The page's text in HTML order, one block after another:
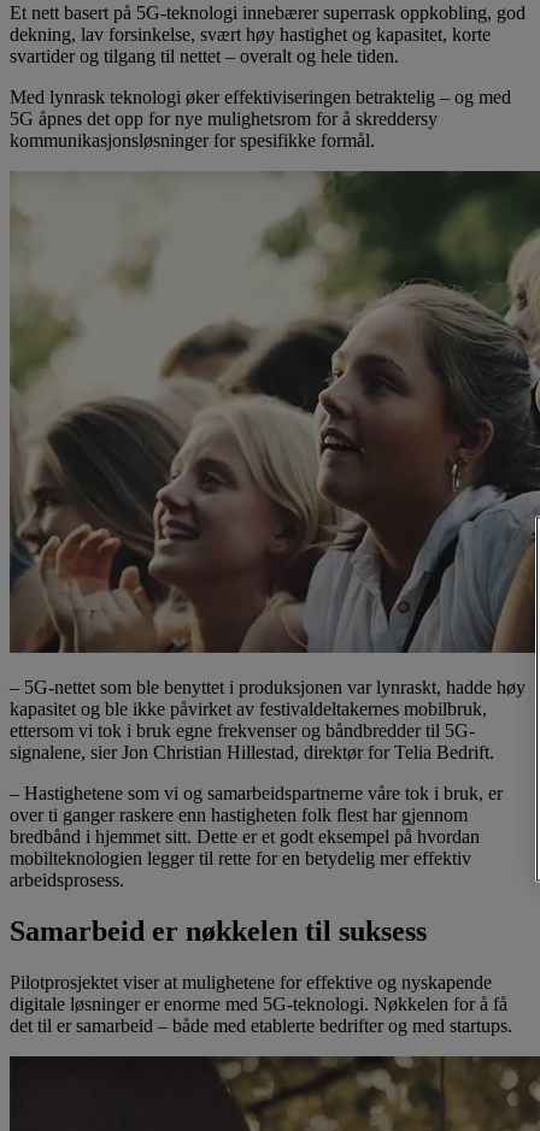
Et nett basert på 5G-teknologi innebærer superrask oppkobling, god
dekning, lav forsinkelse, svært høy hastighet og kapasitet, korte
svartider og tilgang til nettet – overalt og hele tiden.
Med lynrask teknologi øker effektiviseringen betraktelig – og med
5G åpnes det opp for nye mulighetsrom for å skreddersy
kommunikasjonsløsninger for spesifikke formål.
– 5G-nettet som ble benyttet i produksjonen var lynraskt, hadde høy
kapasitet og ble ikke påvirket av festivaldeltakernes mobilbruk,
ettersom vi tok i bruk egne frekvenser og båndbredder til 5G-
signalene, sier Jon Christian Hillestad, direktør for Telia Bedrift.
– Hastighetene som vi og samarbeidspartnerne våre tok i bruk, er
over ti ganger raskere enn hastigheten folk flest har gjennom
bredbånd i hjemmet sitt. Dette er et godt eksempel på hvordan
mobilteknologien legger til rette for en betydelig mer effektiv
arbeidsprosess.
Samarbeid er nøkkelen til suksess
Pilotprosjektet viser at mulighetene for effektive og nyskapende
digitale løsninger er enorme med 5G-teknologi. Nøkkelen for å få
det til er samarbeid – både med etablerte bedrifter og med startups.